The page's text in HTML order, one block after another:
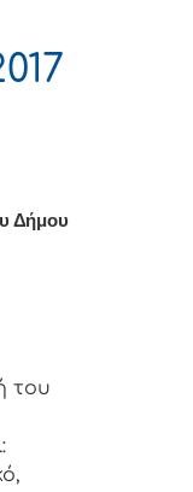
Δήμoυ
τoυ